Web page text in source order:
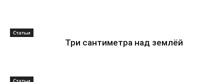
Статьи
Три сантиметра над землёй
Статьи